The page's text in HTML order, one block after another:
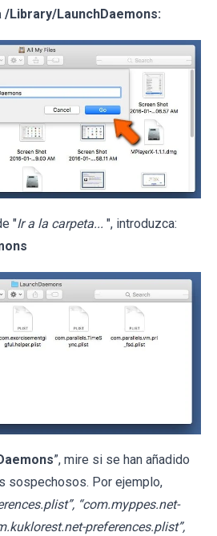
Library/LaunchDaemons:
"Ir a la carpeta... ", introduzca:
”, mire si se han añadido
sospechosos. Por ejemplo,
“com.myppes.net-
preferences.plist”,